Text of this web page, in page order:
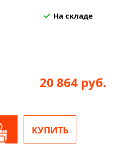
На складе
20 864 руб.
КУПИТЬ